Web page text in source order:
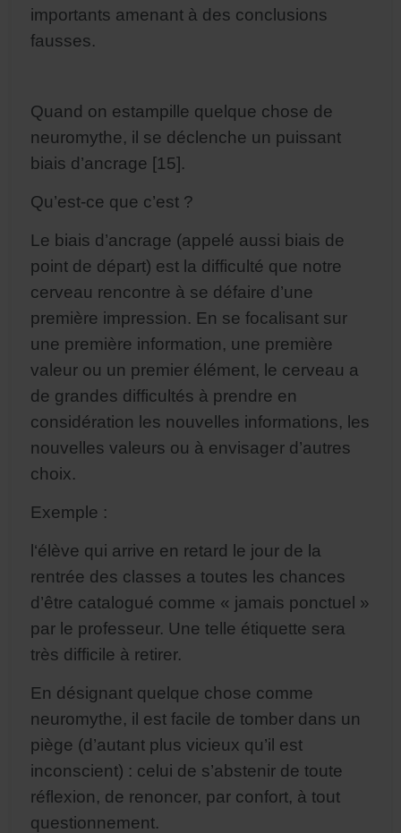
importants amenant à des conclusions
fausses.
Quand on estampille quelque chose de
neuromythe, il se déclenche un puissant
biais d’ancrage [15].
Qu’est-ce que c’est ?
Le biais d’ancrage (appelé aussi biais de
point de départ) est la difficulté que notre
cerveau rencontre à se défaire d’une
première impression. En se focalisant sur
une première information, une première
valeur ou un premier élément, le cerveau a
de grandes difficultés à prendre en
considération les nouvelles informations, les
nouvelles valeurs ou à envisager d’autres
choix.
Exemple :
l‘élève qui arrive en retard le jour de la
rentrée des classes a toutes les chances
d’être catalogué comme « jamais ponctuel »
par le professeur. Une telle étiquette sera
très difficile à retirer.
En désignant quelque chose comme
neuromythe, il est facile de tomber dans un
piège (d’autant plus vicieux qu’il est
inconscient) : celui de s’abstenir de toute
réflexion, de renoncer, par confort, à tout
questionnement.